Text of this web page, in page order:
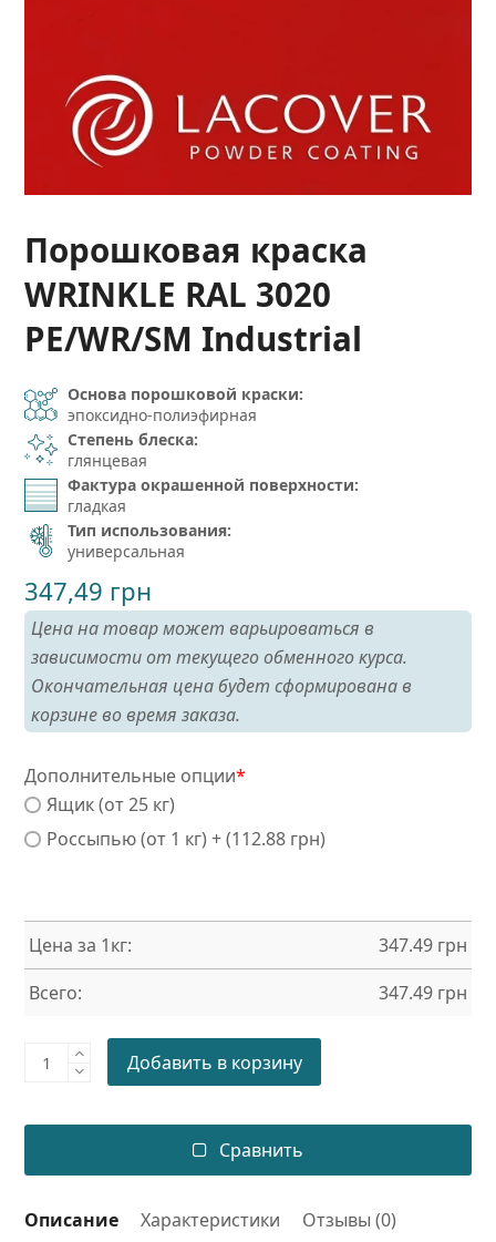
Порошковая краска
WRINKLE RAL 3020
PE/WR/SM Industrial
Основа порошковой краски:
эпоксидно-полиэфирная
Степень блеска:
глянцевая
Фактура окрашенной поверхности:
гладкая
Тип использования:
универсальная
347,49 грн
Цена на товар может варьироваться в
зависимости от текущего обменного курса.
Окончательная цена будет сформирована в
корзине во время заказа.
Дополнительные опции*
Ящик (от 25 кг)
Россыпью (от 1 кг) + (112.88 грн)
Цена за 1кг: 347.49 грн
Всего:
347.49 грн
Порошковая
3020
Industrial
Добавить в корзину
Сравнить
Описание Характеристики Отзывы (0)